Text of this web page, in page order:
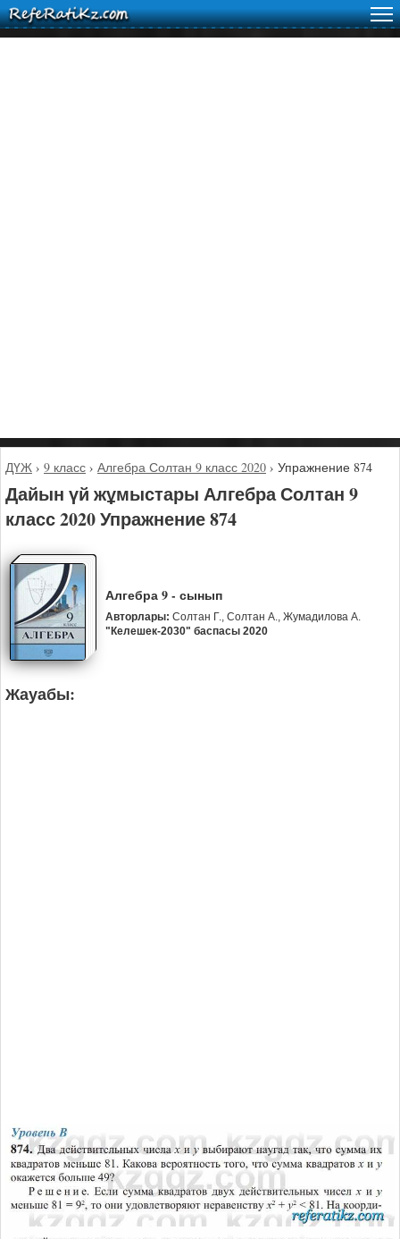
ДҮЖ › 9 класс › Алгебра Солтан 9 класс 2020 › Упражнение 874
Дайын үй жұмыстары Алгебра Солтан 9
класс 2020 Упражнение 874
Алгебра 9 - сынып
Авторлары: Солтан Г., Солтан А., Жумадилова А.
"Келешек-2030" баспасы 2020
Жауабы: